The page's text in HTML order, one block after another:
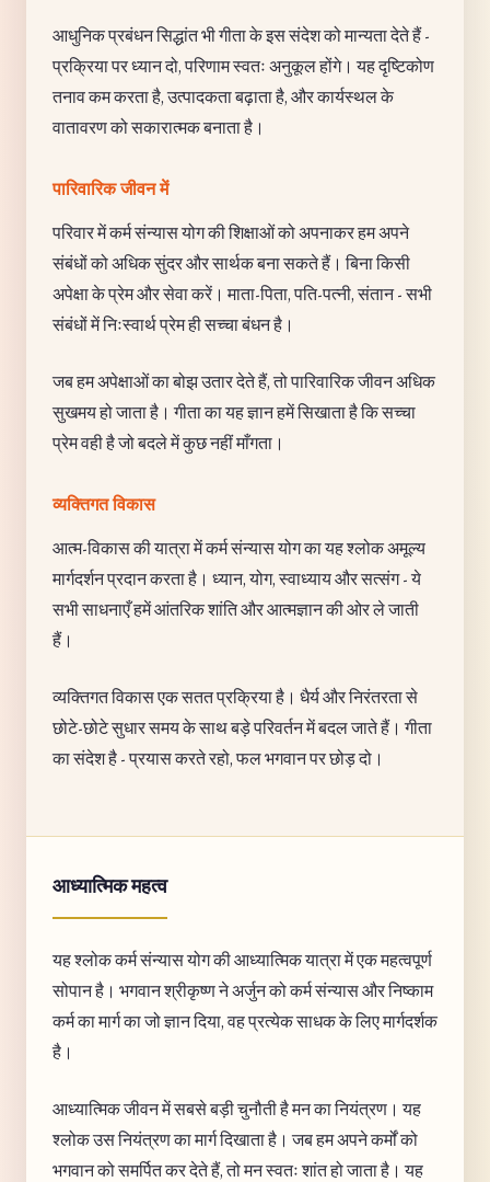
आधुनिक प्रबंधन सिद्धांत भी गीता के इस संदेश को मान्यता देते हैं -
प्रक्रिया पर ध्यान दो, परिणाम स्वतः अनुकूल होंगे। यह दृष्टिकोण
तनाव कम करता है, उत्पादकता बढ़ाता है, और कार्यस्थल के
वातावरण को सकारात्मक बनाता है।
पारिवारिक जीवन में
परिवार में कर्म संन्यास योग की शिक्षाओं को अपनाकर हम अपने
संबंधों को अधिक सुंदर और सार्थक बना सकते हैं। बिना किसी
अपेक्षा के प्रेम और सेवा करें। माता-पिता, पति-पत्नी, संतान - सभी
संबंधों में निःस्वार्थ प्रेम ही सच्चा बंधन है।
जब हम अपेक्षाओं का बोझ उतार देते हैं, तो पारिवारिक जीवन अधिक
सुखमय हो जाता है। गीता का यह ज्ञान हमें सिखाता है कि सच्चा
प्रेम वही है जो बदले में कुछ नहीं माँगता।
व्यक्तिगत विकास
आत्म-विकास की यात्रा में कर्म संन्यास योग का यह श्लोक अमूल्य
मार्गदर्शन प्रदान करता है। ध्यान, योग, स्वाध्याय और सत्संग - ये
सभी साधनाएँ हमें आंतरिक शांति और आत्मज्ञान की ओर ले जाती
हैं।
व्यक्तिगत विकास एक सतत प्रक्रिया है। धैर्य और निरंतरता से
छोटे-छोटे सुधार समय के साथ बड़े परिवर्तन में बदल जाते हैं। गीता
का संदेश है - प्रयास करते रहो, फल भगवान पर छोड़ दो।
आध्यात्मिक महत्व
यह श्लोक कर्म संन्यास योग की आध्यात्मिक यात्रा में एक महत्वपूर्ण
सोपान है। भगवान श्रीकृष्ण ने अर्जुन को कर्म संन्यास और निष्काम
कर्म का मार्ग का जो ज्ञान दिया, वह प्रत्येक साधक के लिए मार्गदर्शक
है।
आध्यात्मिक जीवन में सबसे बड़ी चुनौती है मन का नियंत्रण। यह
श्लोक उस नियंत्रण का मार्ग दिखाता है। जब हम अपने कर्मों को
भगवान को समर्पित कर देते हैं, तो मन स्वतः शांत हो जाता है। यह